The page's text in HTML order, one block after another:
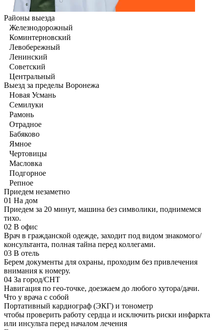
Районы выезда
Железнодорожный
Коминтерновский
Левобережный
Ленинский
Советский
Центральный
Выезд за пределы Воронежа
Новая Усмань
Семилуки
Рамонь
Отрадное
Бабяково
Ямное
Чертовицы
Масловка
Подгорное
Репное
Приедем незаметно
01 На дом
Приедем за 20 минут, машина без символики, поднимемся
тихо.
02 В офис
Врач в гражданской одежде, заходит под видом знакомого/
консультанта, полная тайна перед коллегами.
03 В отель
Берем документы для охраны, проходим без привлечения
внимания к номеру.
04 За город/СНТ
Навигация по гео-точке, доезжаем до любого хутора/дачи.
Что у врача с собой
Портативный кардиограф (ЭКГ) и тонометр
чтобы проверить работу сердца и исключить риски инфаркта
или инсульта перед началом лечения